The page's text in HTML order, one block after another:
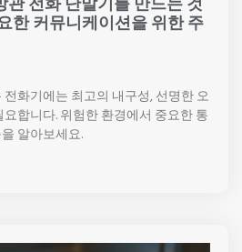
한 커뮤니케이션을 위한 주
화기에는 최고의 내구성, 선명한 오
합니다. 위험한 환경에서 중요한 통
알아보세요.